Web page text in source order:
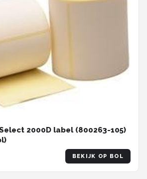
2000D label (800263-105)
BEKIJK OP BOL